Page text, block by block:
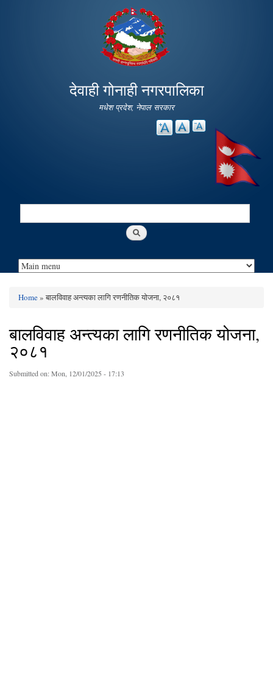
main
content
देवाही गोनाही नगरपालिका
मधेश प्रदेश, नेपाल सरकार
Search
Home» बालविवाह अन्त्यका लागि रणनीतिक योजना, २०८१
बालविवाह अन्त्यका लागि रणनीतिक योजना,
२०८१
Submitted on:Mon, 12/01/2025 - 17:13